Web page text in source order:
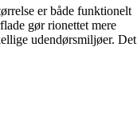
er både funktionelt
gør rionettet mere
udendørsmiljøer. Det